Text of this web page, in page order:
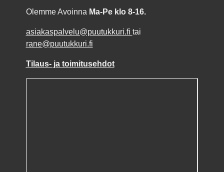
Olemme Avoinna Ma-Pe klo 8-16.
asiakaspalvelu@puutukkuri.fi tai
rane@puutukkuri.fi
Tilaus- ja toimitusehdot